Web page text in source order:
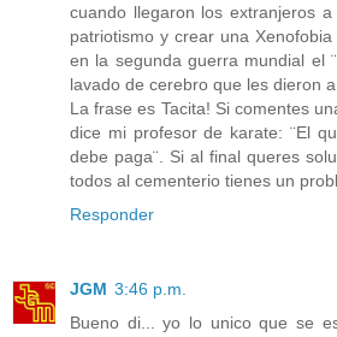
cuando llegaron los extranjeros
patriotismo y crear una
en la segunda guerra mundial el
lavado de cerebro que les dieron
La frase es Tacita! Si comentes
dice mi profesor de karate: ¨El
debe paga¨. Si al final queres
todos al cementerio tienes un
Responder
JGM 3:46 p.m.
Bueno di... yo lo unico que se